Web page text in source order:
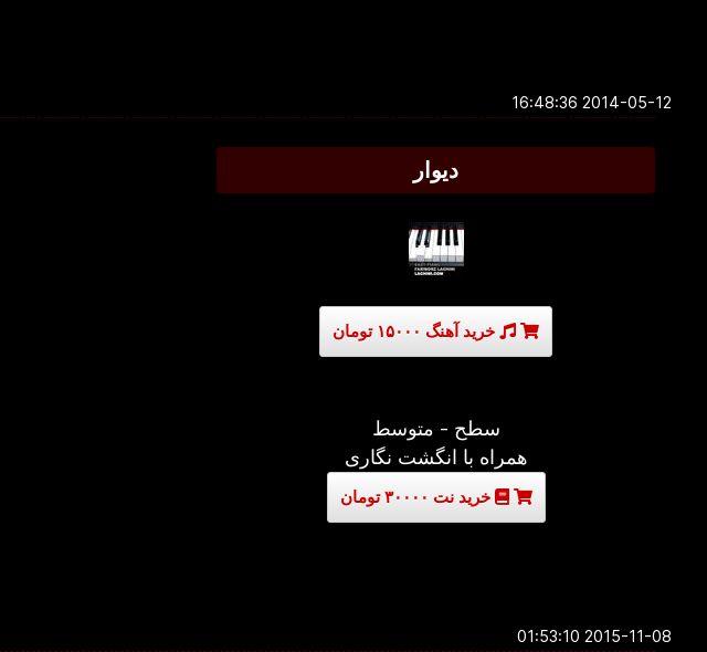
2014-05-12 16:48:36
دیوار
خرید آهنگ ۱۵۰۰۰ تومان
سطح - متوسط
همراه با انگشت نگاری
خرید نت ۳۰۰۰۰ تومان
2015-11-08 01:53:10